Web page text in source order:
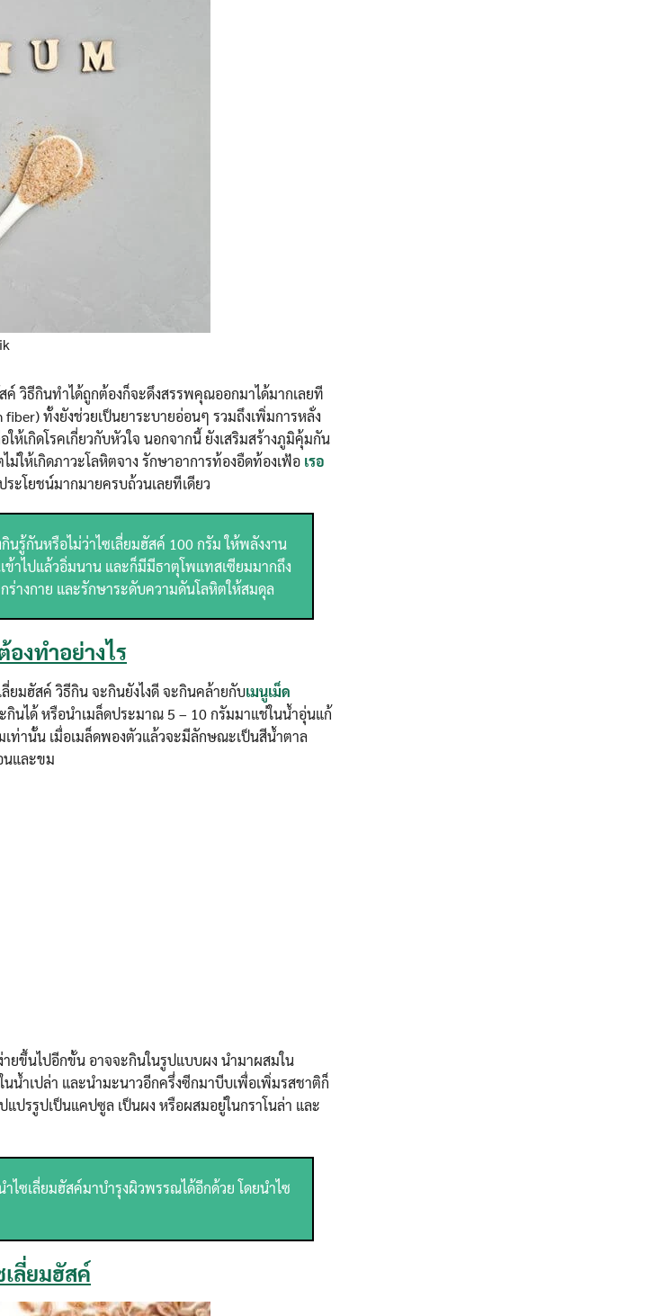
Search
วิธีกินทำได้ถูกต้องก็จะดึงสรรพคุณออกมาได้มากเลยที
fiber) ทั้งยังช่วยเป็นยาระบายอ่อนๆ รวมถึงเพิ่มการหลั่ง
ห้เกิดโรคเกี่ยวกับหัวใจ นอกจากนี้ ยังเสริมสร้างภูมิคุ้มกัน
ม่ให้เกิดภาวะโลหิตจาง รักษาอาการท้องอืดท้องเฟ้อ เรอ
ระโยชน์มากมายครบถ้วนเลยทีเดียว
รู้กันหรือไม่ว่าไซเลี่ยมฮัสค์ 100 กรัม ให้พลังงาน
ข้าไปแล้วอิ่มนาน และก็มีมีธาตุโพแทสเซียมมากถึง
ร่างกาย และรักษาระดับความดันโลหิตให้สมดุล
งทำอย่างไร
ยมฮัสค์ วิธีกิน จะกินยังไงดี จะกินคล้ายกับเมนูเม็ด
กินได้ หรือนำเมล็ดประมาณ 5 – 10 กรัมมาแช่ในน้ำอุ่นแก้
เท่านั้น เมื่อเมล็ดพองตัวแล้วจะมีลักษณะเป็นสีน้ำตาล
นและขม
ายขึ้นไปอีกขั้น อาจจะกินในรูปแบบผง นำมาผสมใน
น้ำเปล่า และนำมะนาวอีกครึ่งซีกมาบีบเพื่อเพิ่มรสชาติก็
ปรรูปเป็นแคปซูล เป็นผง หรือผสมอยู่ในกราโนล่า และ
ไซเลี่ยมฮัสค์มาบำรุงผิวพรรณได้อีกด้วย โดยนำไซ
ลี่ยมฮัสค์